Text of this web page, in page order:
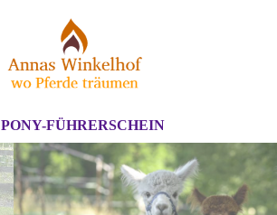
PONY-FÜHRERSCHEIN